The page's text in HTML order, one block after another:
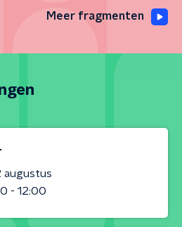
Meer fragmenten
augustus
- 12:00